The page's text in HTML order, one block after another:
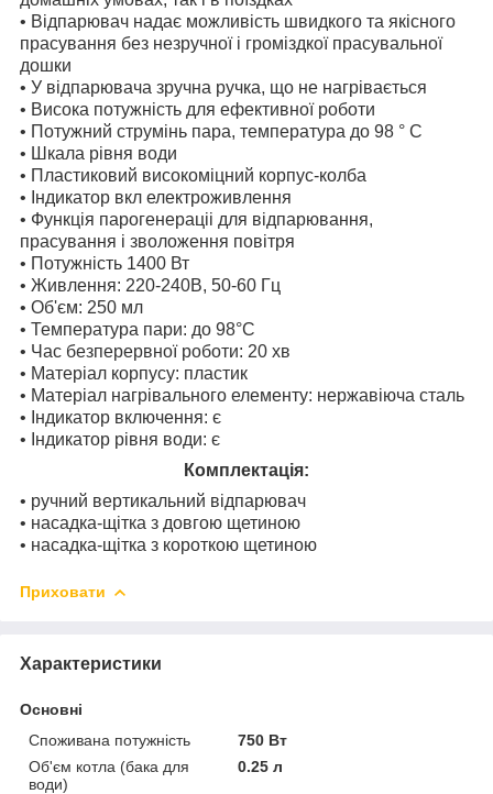
• Відпарювач надає можливість швидкого та якісного
прасування без незручної і громіздкої прасувальної
дошки
• У відпарювача зручна ручка, що не нагрівається
• Висока потужність для ефективної роботи
• Потужний струмінь пара, температура до 98 ° С
• Шкала рівня води
• Пластиковий високоміцний корпус-колба
• Індикатор вкл електроживлення
• Функція парогенераціі для відпарювання,
прасування і зволоження повітря
• Потужність 1400 Вт
• Живлення: 220-240В, 50-60 Гц
• Об'єм: 250 мл
• Температура пари: до 98°C
• Час безперервної роботи: 20 хв
• Матеріал корпусу: пластик
• Матеріал нагрівального елементу: нержавіюча сталь
• Індикатор включення: є
• Індикатор рівня води: є
Комплектація:
• ручний вертикальний відпарювач
• насадка-щітка з довгою щетиною
• насадка-щітка з короткою щетиною
Приховати
Характеристики
Основні
Споживана потужність
750 Вт
Об'єм котла (бака для
води)
0.25 л